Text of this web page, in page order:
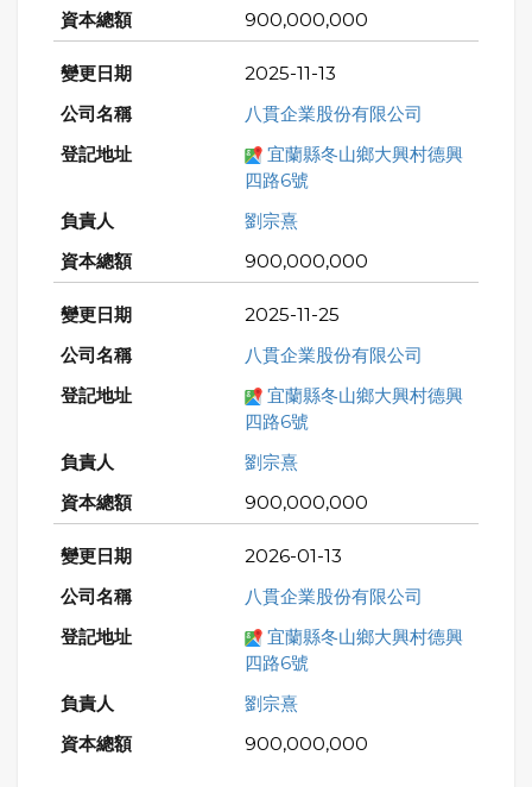
900,000,000
2025-11-13
八貫企業股份有限公司
宜蘭縣冬山鄉大興村德興
四路6號
劉宗熹
900,000,000
2025-11-25
八貫企業股份有限公司
宜蘭縣冬山鄉大興村德興
四路6號
劉宗熹
900,000,000
2026-01-13
八貫企業股份有限公司
宜蘭縣冬山鄉大興村德興
四路6號
劉宗熹
900,000,000